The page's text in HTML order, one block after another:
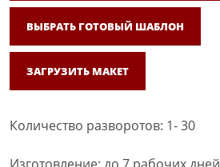
ВЫБРАТЬ ГОТОВЫЙ ШАБЛОН
ЗАГРУЗИТЬ МАКЕТ
Количество разворотов: 1- 30